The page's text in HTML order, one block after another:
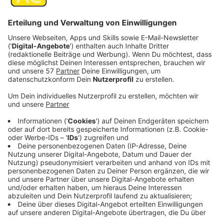
Anzeige
In der Kleinstadt Patience nimmt der Außerirdische die
Vanderspeigle an, um unentdeckt leben zu können.
ermordet und plötzlich muss der pensionierte Arzt
zurück in den Dienst…
Streaming-Dienst: Netflix
Anzeige